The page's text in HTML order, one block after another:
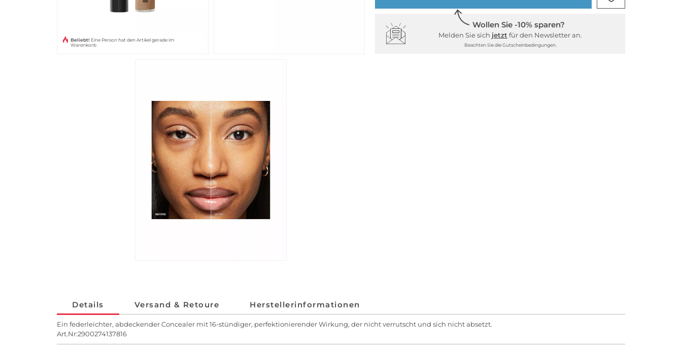
Beliebt! Eine Person hat den Artikel gerade im
Warenkorb
Wollen Sie -10% sparen?
Melden Sie sich jetzt für den Newsletter an.
Beachten Sie die Gutscheinbedingungen.
Details Versand & Retoure Herstellerinformationen
Ein federleichter, abdeckender Concealer mit 16-stündiger, perfektionierender Wirkung, der nicht verrutscht und sich nicht absetzt.
Art.Nr:2900274137816